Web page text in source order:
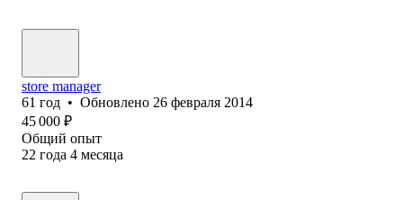
store manager
61 год • Обновлено 26 февраля 2014
45 000 ₽
Общий опыт
22 года 4 месяца